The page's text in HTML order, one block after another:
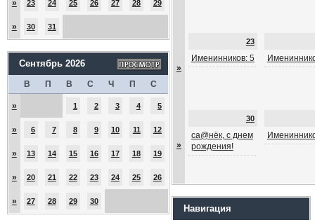
» 23 24 25 26 27 28 29
» 30 31
Сентябрь 2026
В П В С Ч П С
» 1 2 3 4 5
» 6 7 8 9 10 11 12
» 13 14 15 16 17 18 19
» 20 21 22 23 24 25 26
» 27 28 29 30
»
23
Именинников: 5
»
30
са@нёк, с днем
рождения!
Навигация